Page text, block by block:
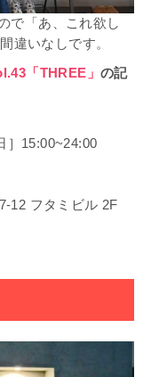
で「あ、これ欲し
違いなしです。
「THREE」 の記
］15:00~24:00
12 フタミビル 2F